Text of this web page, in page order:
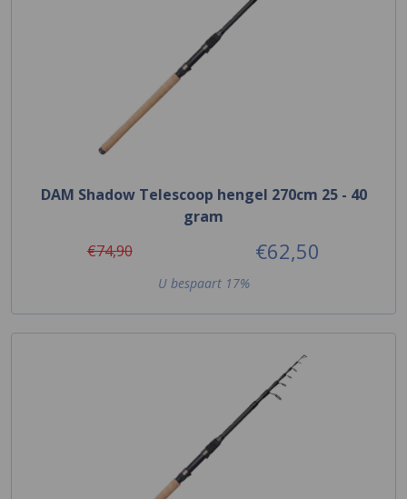
DAM Shadow Telescoop hengel 270cm 25 - 40
gram
€74,90
€62,50
U bespaart 17%